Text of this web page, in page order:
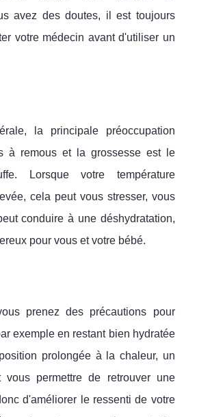
avez des doutes, il est toujours
votre médecin avant d'utiliser un
la principale préoccupation
à remous et la grossesse est le
Lorsque votre température
cela peut vous stresser, vous
conduire à une déshydratation,
pour vous et votre bébé.
prenez des précautions pour
exemple en restant bien hydratée
prolongée à la chaleur, un
vous permettre de retrouver une
d'améliorer le ressenti de votre